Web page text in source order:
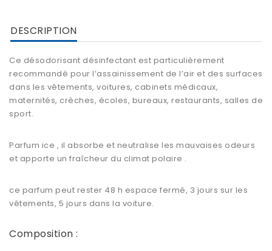
DESCRIPTION
Ce désodorisant désinfectant est particulièrement
recommandé pour l’assainissement de l’air et des surfaces
dans les vêtements, voitures, cabinets médicaux,
maternités, crèches, écoles, bureaux, restaurants, salles de
sport.
Parfum ice , il absorbe et neutralise les mauvaises odeurs
et apporte un fraîcheur du climat polaire .
ce parfum peut rester 48 h espace fermé, 3 jours sur les
vêtements, 5 jours dans la voiture.
Composition :